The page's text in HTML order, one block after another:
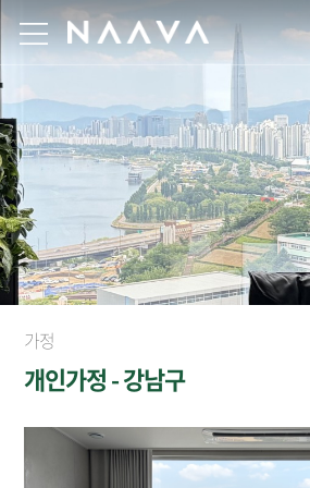
가정
개인가정 - 강남구